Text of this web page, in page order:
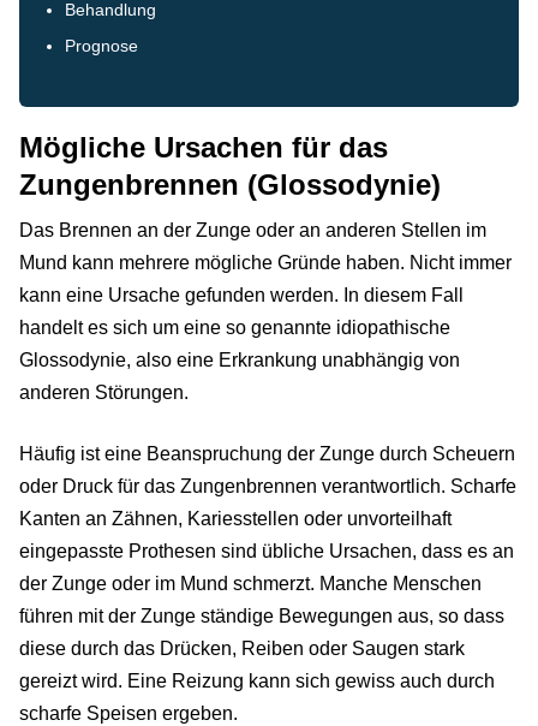
Behandlung
Prognose
Mögliche Ursachen für das
Zungenbrennen (Glossodynie)
Das Brennen an der Zunge oder an anderen Stellen im
Mund kann mehrere mögliche Gründe haben. Nicht immer
kann eine Ursache gefunden werden. In diesem Fall
handelt es sich um eine so genannte idiopathische
Glossodynie, also eine Erkrankung unabhängig von
anderen Störungen.
Häufig ist eine Beanspruchung der Zunge durch Scheuern
oder Druck für das Zungenbrennen verantwortlich. Scharfe
Kanten an Zähnen, Kariesstellen oder unvorteilhaft
eingepasste Prothesen sind übliche Ursachen, dass es an
der Zunge oder im Mund schmerzt. Manche Menschen
führen mit der Zunge ständige Bewegungen aus, so dass
diese durch das Drücken, Reiben oder Saugen stark
gereizt wird. Eine Reizung kann sich gewiss auch durch
scharfe Speisen ergeben.